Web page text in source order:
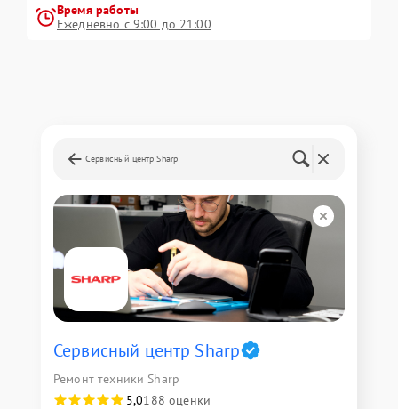
Время работы
Ежедневно с 9:00 до 21:00
Сервисный центр Sharp
Сервисный центр Sharp
Ремонт техники Sharp
5,0188 оценки